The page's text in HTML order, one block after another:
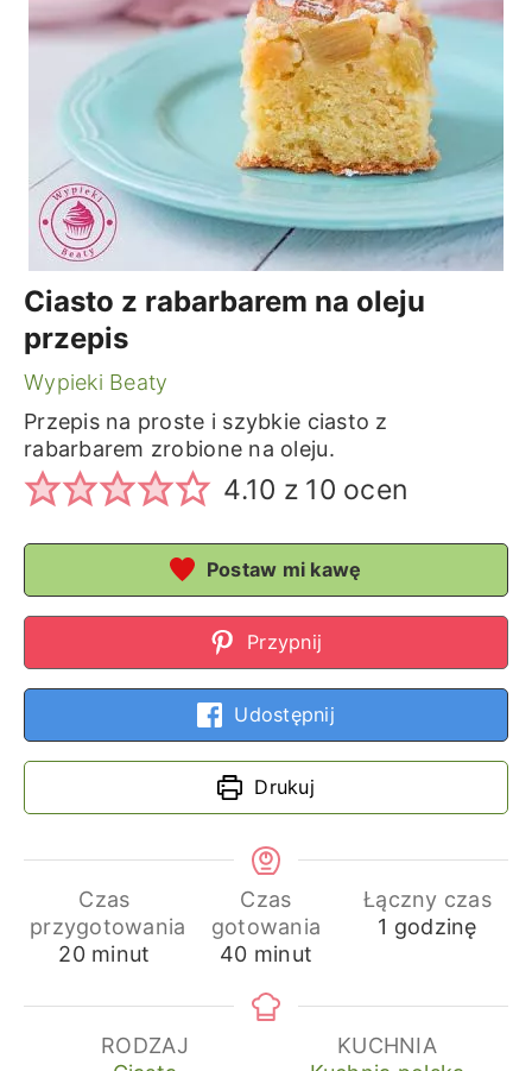
Ciasto z rabarbarem na oleju
przepis
Wypieki Beaty
Przepis na proste i szybkie ciasto z
rabarbarem zrobione na oleju.
4.10 z 10 ocen
Postaw mi kawę
Przypnij
Udostępnij
Drukuj
Czas
przygotowania
20minuty
minut
Czas
gotowania
40minuty
minut
Łączny czas
1 godzina
godzinę
RODZAJ
KUCHNIA